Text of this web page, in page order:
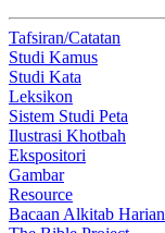
Tafsiran/Catatan
Studi Kamus
Studi Kata
Leksikon
Sistem Studi Peta
Ilustrasi Khotbah
Ekspositori
Gambar
Resource
Bacaan Alkitab Harian